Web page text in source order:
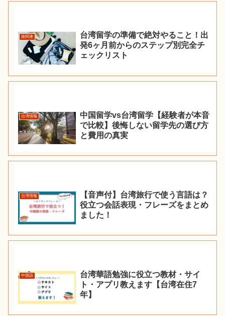
旅関連
台湾留学の準備で絶対やること！出
発6ヶ月前からのステップ別完全チ
ェックリスト
台湾情報
中国留学vs台湾留学【経験者が本音
で比較】後悔しない留学先の選び方
と費用の真実
台湾情報
【音声付】台湾旅行で使う言語は？
役立つ会話表現・フレーズをまとめ
ました！
中国語
台湾華語勉強に役立つ教材・サイ
ト・アプリ教えます【台湾在住7
年】